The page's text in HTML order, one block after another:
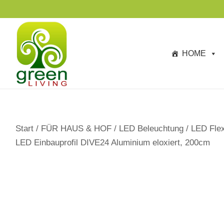
p
HOME
Start / FÜR HAUS & HOF / LED Beleuchtung / LED
LED Einbauprofil DIVE24 Aluminium eloxiert, 200cm